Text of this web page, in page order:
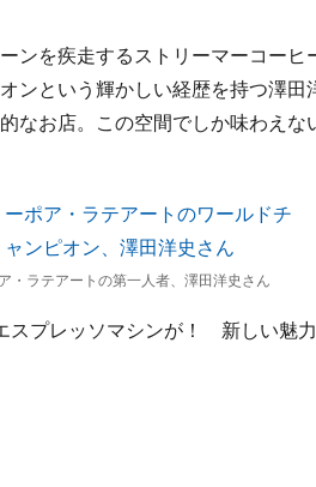
ンを疾走するストリーマーコーヒ
ンという輝かしい経歴を持つ澤田
なお店。この空間でしか味わえな
・ラテアートの第一人者、澤田洋史さん
スプレッソマシンが！ 新しい魅力